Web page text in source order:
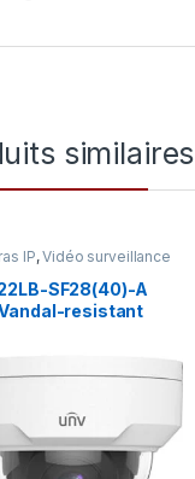
similaires
IP,Vidéo surveillance
SF28(40)-A
resistant